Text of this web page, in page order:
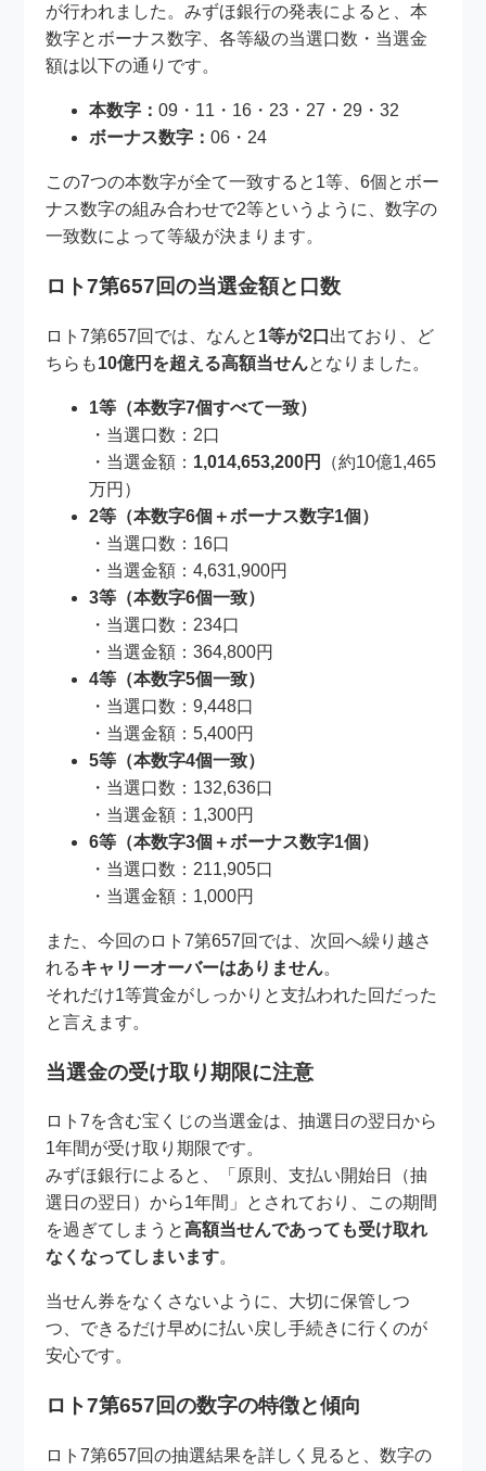
が行われました。みずほ銀行の発表によると、本
数字とボーナス数字、各等級の当選口数・当選金
額は以下の通りです。
本数字：09・11・16・23・27・29・32
ボーナス数字：06・24
この7つの本数字が全て一致すると1等、6個とボー
ナス数字の組み合わせで2等というように、数字の
一致数によって等級が決まります。
ロト7第657回の当選金額と口数
ロト7第657回では、なんと 1等が2口 出ており、ど
ちらも10億円を超える高額当せんとなりました。
1等（本数字7個すべて一致）
・当選口数：2口
・当選金額： 1,014,653,200円
（約10億1,465
万円）
2等（本数字6個＋ボーナス数字1個）
・当選口数：16口
・当選金額：4,631,900円
3等（本数字6個一致）
・当選口数：234口
・当選金額：364,800円
4等（本数字5個一致）
・当選口数：9,448口
・当選金額：5,400円
5等（本数字4個一致）
・当選口数：132,636口
・当選金額：1,300円
6等（本数字3個＋ボーナス数字1個）
・当選口数：211,905口
・当選金額：1,000円
また、今回のロト7第657回では、次回へ繰り越さ
れるキャリーオーバーはありません。
それだけ1等賞金がしっかりと支払われた回だった
と言えます。
当選金の受け取り期限に注意
ロト7を含む宝くじの当選金は、抽選日の翌日から
1年間が受け取り期限です。
みずほ銀行によると、「原則、支払い開始日（抽
選日の翌日）から1年間」とされており、この期間
を過ぎてしまうと高額当せんであっても受け取れ
なくなってしまいます。
当せん券をなくさないように、大切に保管しつ
つ、できるだけ早めに払い戻し手続きに行くのが
安心です。
ロト7第657回の数字の特徴と傾向
ロト7第657回の抽選結果を詳しく見ると、数字の